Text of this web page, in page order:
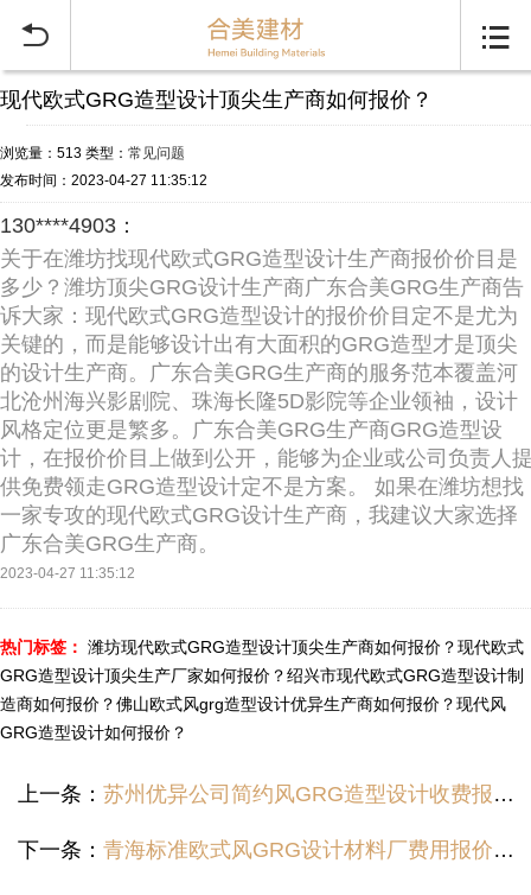
 
现代欧式GRG造型设计顶尖生产商如何报价？
浏览量：513 类型： 常见问题
发布时间：2023-04-27 11:35:12
130****4903：
关于在潍坊找现代欧式GRG造型设计生产商报价价目是
多少？潍坊顶尖GRG设计生产商广东合美GRG生产商告
诉大家：现代欧式GRG造型设计的报价价目定不是尤为
关键的，而是能够设计出有大面积的GRG造型才是顶尖
的设计生产商。广东合美GRG生产商的服务范本覆盖河
北沧州海兴影剧院、珠海长隆5D影院等企业领袖，设计
风格定位更是繁多。广东合美GRG生产商GRG造型设
计，在报价价目上做到公开，能够为企业或公司负责人
供免费领走GRG造型设计定不是方案。 如果在潍坊想找
一家专攻的现代欧式GRG设计生产商，我建议大家选择
广东合美GRG生产商。
2023-04-27 11:35:12
热门标签： 潍坊现代欧式GRG造型设计顶尖生产商如何报价？现代欧式
GRG造型设计顶尖生产厂家如何报价？绍兴市现代欧式GRG造型设计制
造商如何报价？佛山欧式风grg造型设计优异生产商如何报价？现代风
GRG造型设计如何报价？
上一条： 苏州优异公司简约风GRG造型设计收费报价如何？
下一条： 青海标准欧式风GRG设计材料厂费用报价多少？